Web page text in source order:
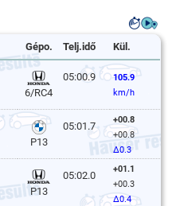
Gépo. Telj.idő Kül.
6/RC4
05:00.9
105.9
km/h
P13
05:01.7
+00.8
+00.8
Δ0.3
P13
05:02.0
+01.1
+00.3
Δ0.4